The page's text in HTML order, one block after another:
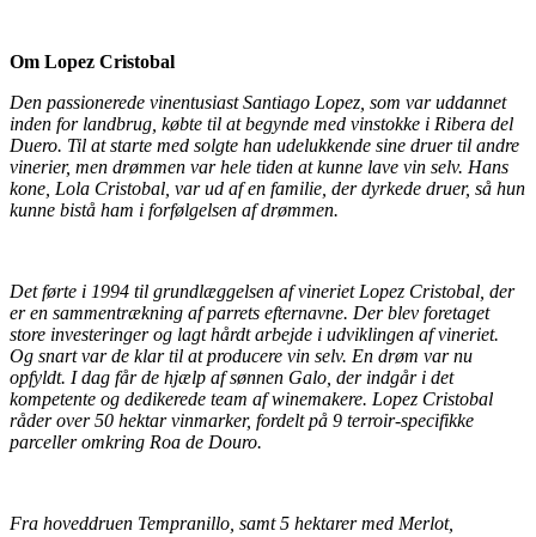
Om Lopez Cristobal
Den passionerede vinentusiast Santiago Lopez, som var uddannet
inden for landbrug, købte til at begynde med vinstokke i Ribera del
Duero. Til at starte med solgte han udelukkende sine druer til andre
vinerier, men drømmen var hele tiden at kunne lave vin selv. Hans
kone, Lola Cristobal, var ud af en familie, der dyrkede druer, så hun
kunne bistå ham i forfølgelsen af drømmen.
Det førte i 1994 til grundlæggelsen af vineriet Lopez Cristobal, der
er en sammentrækning af parrets efternavne. Der blev foretaget
store investeringer og lagt hårdt arbejde i udviklingen af vineriet.
Og snart var de klar til at producere vin selv. En drøm var nu
opfyldt. I dag får de hjælp af sønnen Galo, der indgår i det
kompetente og dedikerede team af winemakere. Lopez Cristobal
råder over 50 hektar vinmarker, fordelt på 9 terroir-specifikke
parceller omkring Roa de Douro.
Fra hoveddruen Tempranillo, samt 5 hektarer med Merlot,